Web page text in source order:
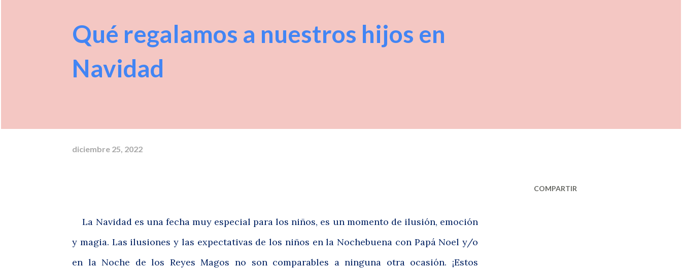
Qué regalamos a nuestros hijos en
Navidad
diciembre 25, 2022
La Navidad es una fecha muy especial para los niños, es un momento de ilusión, emoción
y magia. Las ilusiones y las expectativas de los niños en la Nochebuena con Papá Noel y/o
en la Noche de los Reyes Magos no son comparables a ninguna otra ocasión. ¡Estos
COMPARTIR